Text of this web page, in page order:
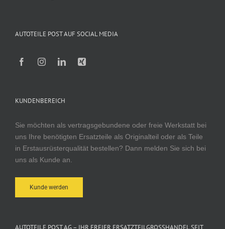
AUTOTEILE POST AUF SOCIAL MEDIA
KUNDENBEREICH
Sie möchten als vertragsgebundene oder freie Werkstatt bei
uns Ihre benötigten Ersatzteile als Originalteil oder als Teile
in Erstausrüsterqualität bestellen? Dann melden Sie sich bei
uns als Kunde an.
Kunde werden